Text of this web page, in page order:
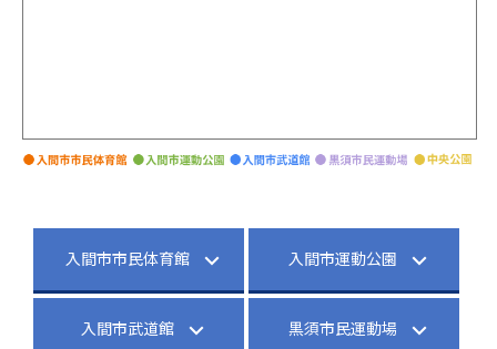
入間市市民体育館 入間市運動公園
入間市武道館 黒須市民運動場